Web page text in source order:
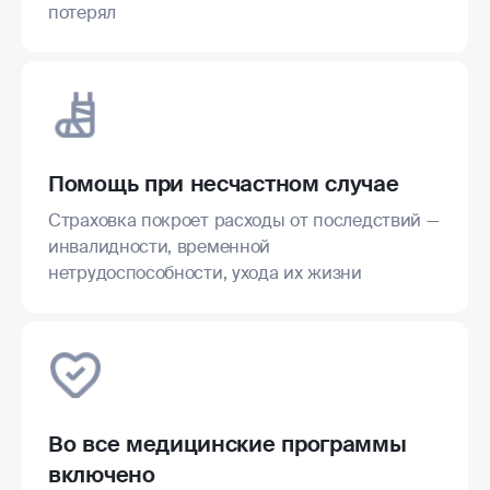
потерял
Помощь при несчастном случае
Страховка покроет расходы от последствий —
инвалидности, временной
нетрудоспособности, ухода их жизни
Во все медицинские программы
включено